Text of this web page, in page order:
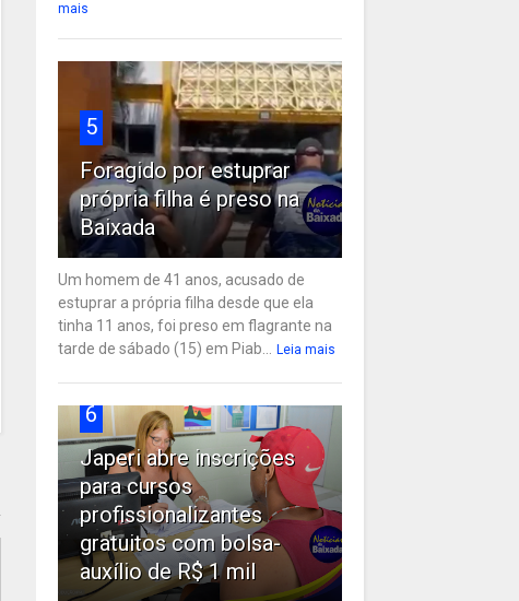
mais
5
Foragido por estuprar
própria filha é preso na
Baixada
Um homem de 41 anos, acusado de
estuprar a própria filha desde que ela
tinha 11 anos, foi preso em flagrante na
tarde de sábado (15) em Piab... Leia mais
6
Japeri abre inscrições
para cursos
profissionalizantes
gratuitos com bolsa-
auxílio de R$ 1 mil